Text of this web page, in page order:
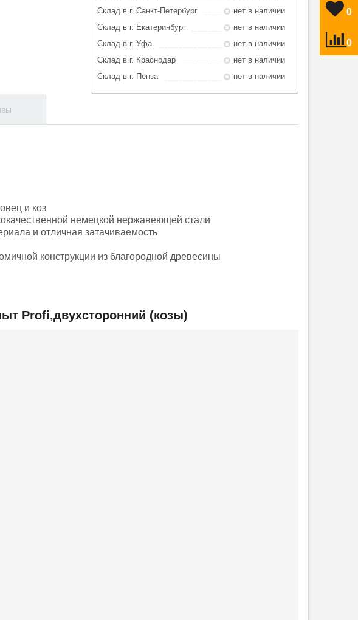
0
0
Склад в г. Санкт-Петербург
нет в наличии
Склад в г. Екатеринбург
нет в наличии
Склад в г. Уфа
нет в наличии
Склад в г. Краснодар
нет в наличии
Склад в г. Пенза
нет в наличии
и коз
немецкой нержавеющей стали
и отличная затачиваемость
конструкции из благородной древесины
Profi,двухсторонний (козы)